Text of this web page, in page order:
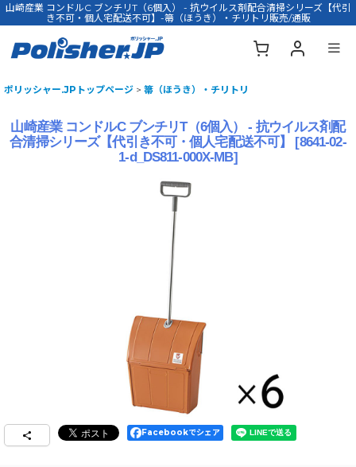
山崎産業 コンドルC ブンチリT（6個入） - 抗ウイルス剤配合清掃シリーズ【代引
き不可・個人宅配送不可】-箒（ほうき）・チリトリ販売/通販
ポリッシャー.JPトップページ > 箒（ほうき）・チリトリ
山崎産業 コンドルC ブンチリT（6個入） - 抗ウイルス剤配
合清掃シリーズ【代引き不可・個人宅配送不可】
[8641-02-
1-d_DS811-000X-MB]
Facebookでシェア